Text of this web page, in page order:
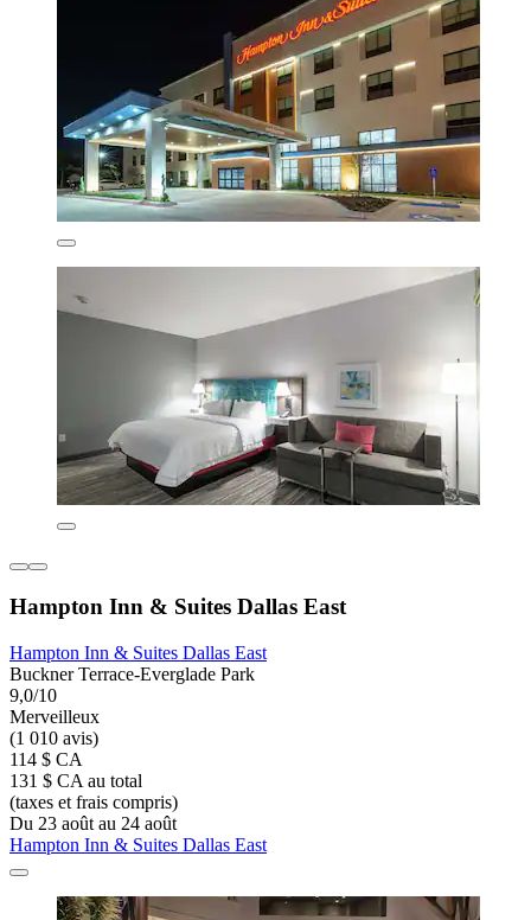
Hampton Inn & Suites Dallas East
Hampton Inn & Suites Dallas East
Buckner Terrace-Everglade Park
9,0/10
Merveilleux
(1 010 avis)
114 $ CA
131 $ CA au total
(taxes et frais compris)
Du 23 août au 24 août
Hampton Inn & Suites Dallas East